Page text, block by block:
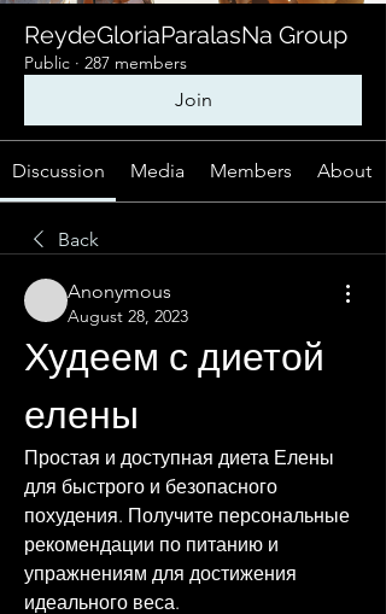
ReydeGloriaParalasNa Group
Public · 287 members
Join
Discussion Media Members About
Back
Anonymous
August 28, 2023
Худеем с диетой
елены
Простая и доступная диета Елены
для быстрого и безопасного
похудения. Получите персональные
рекомендации по питанию и
упражнениям для достижения
идеального веса.